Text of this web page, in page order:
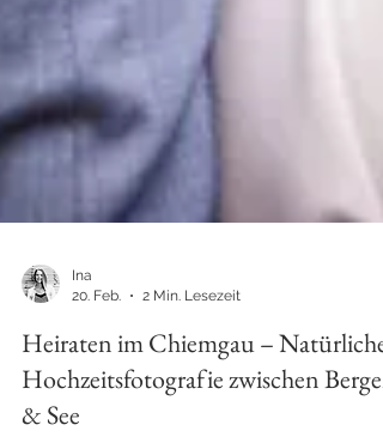
20. Feb.
2 Min. Lesezeit
Heiraten im Chiemgau – Natürliche